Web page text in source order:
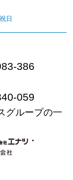
日
386
059
グループの一
・